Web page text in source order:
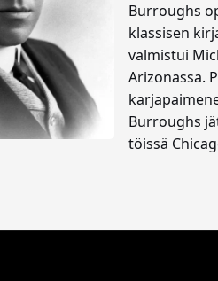
Burroughs
klassisen
valmistui
Arizonassa.
Burroughs
töissä